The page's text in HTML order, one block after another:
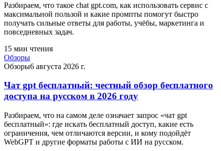
Разбираем, что такое chat gpt.com, как использовать сервис с
максимальной пользой и какие промпты помогут быстро
получать сильные ответы для работы, учёбы, маркетинга и
повседневных задач.
15 мин чтения
Обзоры
Обзоры6 августа 2026 г.
Чат gpt бесплатный: честный обзор бесплатного
доступа на русском в 2026 году
Разбираем, что на самом деле означает запрос «чат gpt
бесплатный»: где искать бесплатный доступ, какие есть
ограничения, чем отличаются версии, и кому подойдёт
WebGPT и другие форматы работы с ИИ на русском.